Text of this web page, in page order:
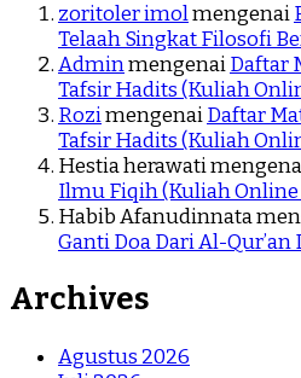
zoritoler imolmengenai
Telaah Singkat Filosofi
AdminmengenaiDaftar
Tafsir Hadits (Kuliah
RozimengenaiDaftar
Tafsir Hadits (Kuliah
Hestia herawati
Ilmu Fiqih (Kuliah Online
Habib Afanudinnata
Ganti Doa Dari Al-Qur’an
Archives
Agustus 2026